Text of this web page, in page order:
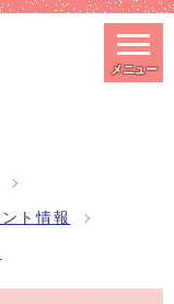
メニュー
ト情報